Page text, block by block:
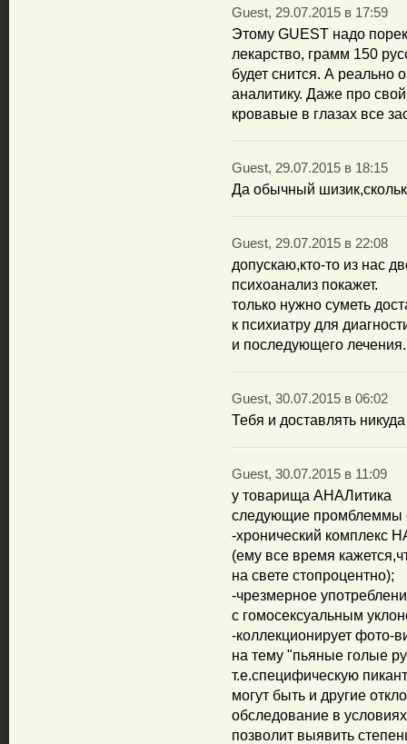
Guest, 29.07.2015 в 17:59
Этому GUEST надо
лекарство, грамм 150
будет снится. А реально
аналитику. Даже про
кровавые в глазах все
Guest, 29.07.2015 в 18:15
Да обычный
Guest, 29.07.2015 в 22:08
допускаю,кто-то из нас
психоанализ покажет.
только нужно суметь
к психиатру для
и последующего лечения.
Guest, 30.07.2015 в 06:02
Тебя и доставлять
Guest, 30.07.2015 в 11:09
у товарища АНАЛитика
следующие промблеммы
-хронический
(ему все время
на свете стопроцентно);
-чрезмерное
с гомосексуальным
-коллекционирует фото-
на тему "пьяные голые
т.е.специфическую
могут быть и другие
обследование в
позволит выявить